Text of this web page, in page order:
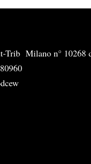
Trib Milano n° 10268